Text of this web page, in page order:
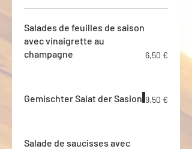
Salades de feuilles de saison
avec vinaigrette au
champagne
6,50 €
Gemischter Salat der Sasion 9,50 €
Salade de saucisses avec